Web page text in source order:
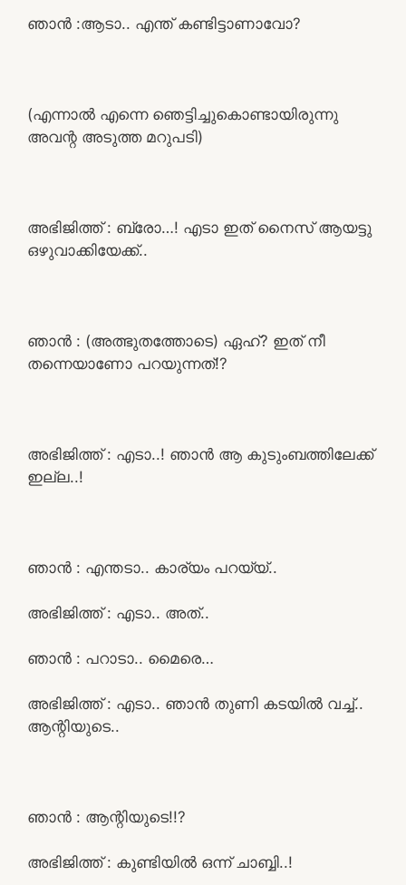
ഞാൻ :ആടാ.. എന്ത് കണ്ടിട്ടാണാവോ?
(എന്നാൽ എന്നെ ഞെട്ടിച്ചുകൊണ്ടായിരുന്നു
അവന്റ അടുത്ത മറുപടി)
അഭിജിത്ത് : ബ്രോ…! എടാ ഇത് നൈസ് ആയട്ടു
ഒഴുവാക്കിയേക്ക്..
ഞാൻ : (അത്ഭുതത്തോടെ) ഏഹ്? ഇത് നീ
തന്നെയാണോ പറയുന്നത്!?
അഭിജിത്ത് : എടാ..! ഞാൻ ആ കുടുംബത്തിലേക്ക്
ഇല്ല..!
ഞാൻ : എന്തടാ.. കാര്യം പറയ്യ്..
അഭിജിത്ത് : എടാ.. അത്..
ഞാൻ : പറാടാ.. മൈരെ…
അഭിജിത്ത് : എടാ.. ഞാൻ തുണി കടയിൽ വച്ച്..
ആന്റിയുടെ..
ഞാൻ : ആന്റിയുടെ!!?
അഭിജിത്ത് : കുണ്ടിയിൽ ഒന്ന് ചാബ്ബി..!